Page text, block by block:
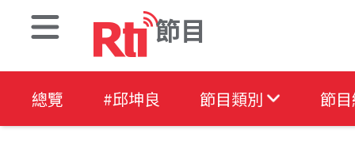
節目
總覽 #邱坤良 節目類別 節